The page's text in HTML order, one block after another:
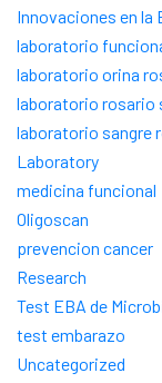
Innovaciones en la
laboratorio
laboratorio orina
laboratorio rosario
laboratorio sangre
Laboratory
medicina funcional
Oligoscan
prevencion cancer
Research
Test EBA de
test embarazo
Uncategorized